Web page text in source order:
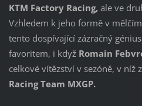
KTM Factory Racing,ale ve
Vzhledem k jeho formě v
tento dospívající zázračný
favoritem, i když Romain
celkové vítězství v sezóně, v níž
Racing Team MXGP.